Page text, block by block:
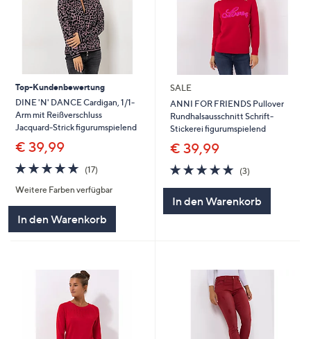
Top-Kundenbewertung
DINE 'N' DANCE Cardigan, 1/1-
Arm mit Reißverschluss
Jacquard-Strick figurumspielend
€ 39,99
4.8
von
5
(17)
Weitere Farben verfügbar
In den Warenkorb
SALE
ANNI FOR FRIENDS Pullover
Rundhalsausschnitt Schrift-
Stickerei figurumspielend
€ 39,99
4.7
von
5
(3)
In den Warenkorb